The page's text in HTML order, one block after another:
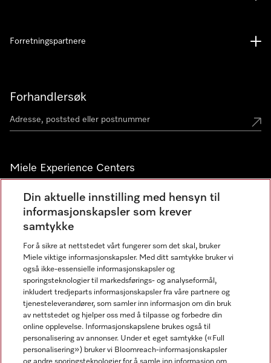
Forhandlersøk
Miele Experience Centers
Miele Experience Center Nesbru
Miele Outlet Nesbru
Nyhetsbrev
Forretningspartnere
Din aktuelle innstilling med hensyn til
informasjonskapsler som krever
samtykke
For å sikre at nettstedet vårt fungerer som det skal, bruker
Miele viktige informasjonskapsler. Med ditt samtykke bruker vi
også ikke-essensielle informasjonskapsler og
sporingsteknologier til markedsførings- og analyseformål,
inkludert tredjeparts informasjonskapsler fra våre partnere og
tjenesteleverandører, som samler inn informasjon om din bruk
av nettstedet og hjelper oss med å tilpasse og forbedre din
online opplevelse. Informasjonskapslene brukes også til
personalisering av annonser. Under et eget samtykke («Full
personalisering») bruker vi Bloomreach-informasjonskapsler